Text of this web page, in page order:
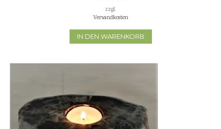
zzgl.
Versandkosten
IN DEN WARENKORB